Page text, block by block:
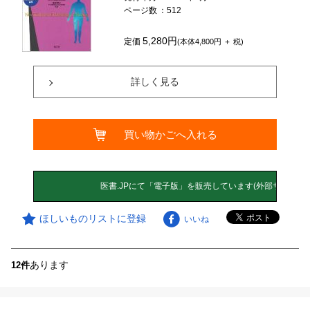
ページ数 ：512
定価5,280円(本体4,800円 ＋ 税)
詳しく見る
買い物かごへ入れる
ほしいものリストに登録 いいね
12件あります